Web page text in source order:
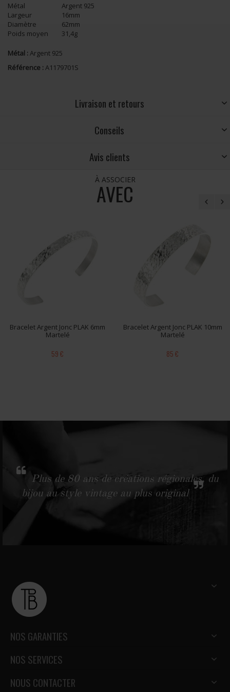
Métal
Argent 925
Largeur
16mm
Diamètre
62mm
Poids moyen
31,4g
Métal : Argent 925
Référence : A1179701S
Livraison et retours
Conseils
Avis clients
À ASSOCIER
AVEC
Bracelet Argent Jonc PLAK 6mm
Martelé
59 €
Bracelet Argent Jonc PLAK 10mm
Martelé
85 €
Plus de 80 ans de créations régionales, du
bijou au style vintage au plus original
NOS GARANTIES
NOS SERVICES
NOUS CONTACTER